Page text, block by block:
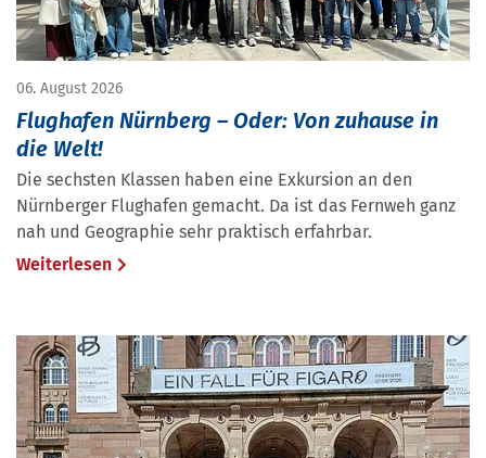
06. August 2026
Flughafen Nürnberg – Oder: Von zuhause in
die Welt!
Die sechsten Klassen haben eine Exkursion an den
Nürnberger Flughafen gemacht. Da ist das Fernweh ganz
nah und Geographie sehr praktisch erfahrbar.
Weiterlesen